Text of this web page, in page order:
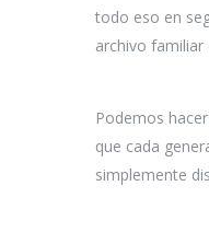
todo eso en
archivo familiar
Podemos
que cada
simplemente